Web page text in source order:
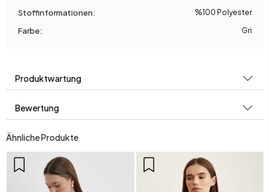
Stoffinformationen: %100 Polyester
Farbe: Gri
Produktwartung
Bewertung
Ähnliche Produkte